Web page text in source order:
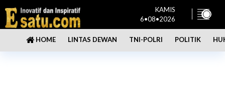
KAMIS
6•08•2026
HOME LINTAS DEWAN TNI-POLRI POLITIK